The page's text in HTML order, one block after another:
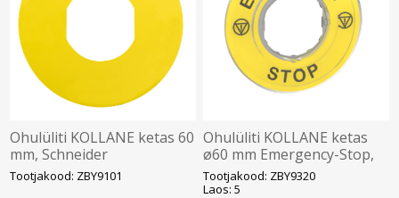
Ohulüliti KOLLANE ketas 60
mm, Schneider
Tootjakood: ZBY9101
Ohulüliti KOLLANE ketas
ø60 mm Emergency-Stop,
XB4, XB5, Schneider
Tootjakood: ZBY9320
Laos: 5